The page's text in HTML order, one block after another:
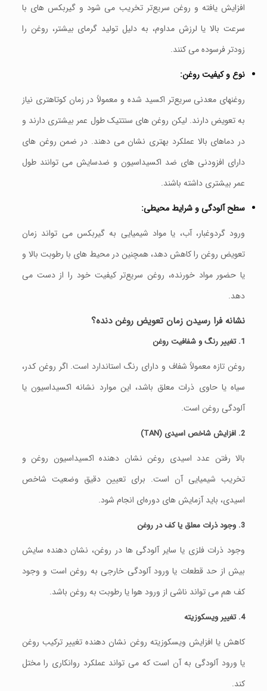
افزایش یافته و روغن سریع‌تر تخریب می‌ شود و گیربکس های با
سرعت بالا یا لرزش مداوم، به دلیل تولید گرمای بیشتر، روغن را
زودتر فرسوده می‌ کنند.
نوع و کیفیت روغن:
روغنهای معدنی سریع‌تر اکسید شده و معمولاً در زمان کوتاهتری نیاز
به تعویض دارند. لیکن روغن‌ های سنتتیک طول عمر بیشتری دارند و
در دماهای بالا عملکرد بهتری نشان می‌ دهند. در ضمن روغن‌ های
دارای افزودنی‌ های ضد اکسیداسیون و ضدسایش می‌ توانند طول
عمر بیشتری داشته باشند.
سطح آلودگی و شرایط محیطی:
ورود گردوغبار، آب، یا مواد شیمیایی به گیربکس می‌ تواند زمان
تعویض روغن را کاهش دهد، همچنین در محیط‌ های با رطوبت بالا و
یا حضور مواد خورنده، روغن سریع‌تر کیفیت خود را از دست می‌
دهد.
نشانه‌ فرا رسیدن زمان تعویض روغن دنده؟
1. تغییر رنگ و شفافیت روغن
روغن تازه معمولاً شفاف و دارای رنگ استاندارد است. اگر روغن کدر،
سیاه یا حاوی ذرات معلق باشد، این موارد نشانه اکسیداسیون یا
آلودگی روغن است.
2. افزایش شاخص اسیدی (TAN)
بالا رفتن عدد اسیدی روغن نشان‌ دهنده اکسیداسیون روغن و
تخریب شیمیایی آن است. برای تعیین دقیق وضعیت شاخص
اسیدی، باید آزمایش‌ های دوره‌ای انجام شود.
3. وجود ذرات معلق یا کف در روغن
وجود ذرات فلزی یا سایر آلودگی‌ ها در روغن، نشان‌ دهنده سایش
بیش از حد قطعات یا ورود آلودگی خارجی به روغن است و وجود
کف هم می‌ تواند ناشی از ورود هوا یا رطوبت به روغن باشد.
4. تغییر ویسکوزیته
کاهش یا افزایش ویسکوزیته روغن نشان‌ دهنده تغییر ترکیب روغن
یا ورود آلودگی به آن است که می‌ تواند عملکرد روانکاری را مختل
کند.